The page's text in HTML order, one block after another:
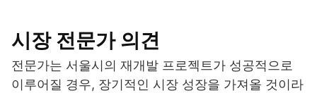
시장 전문가 의견
전문가는 서울시의 재개발 프로젝트가 성공적으로
이루어질 경우, 장기적인 시장 성장을 가져올 것이라